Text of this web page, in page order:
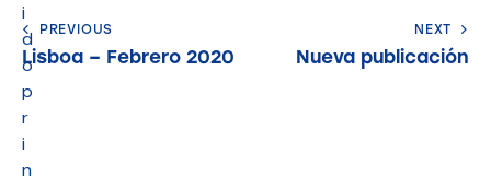
i
d
o
p
r
i
n
PREVIOUS
Lisboa – Febrero 2020
NEXT
Nueva publicación